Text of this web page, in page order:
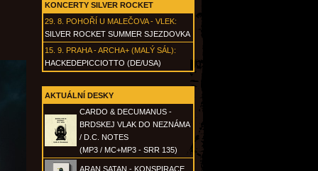
KONCERTY SILVER ROCKET
29. 8. POHOŘÍ U MALEČOVA - VLEK:
SILVER ROCKET SUMMER SJEZDOVKA
15. 9. PRAHA - ARCHA+ (MALÝ SÁL):
HACKEDEPICCIOTTO (DE/USA)
AKTUÁLNÍ DESKY
CARDO & DECUMANUS -
BRDSKEJ VLAK DO NEZNÁMA
/ D.C. NOTES
(MP3 / MC+MP3 - SRR 135)
ARAN SATAN - KONSPIRACE